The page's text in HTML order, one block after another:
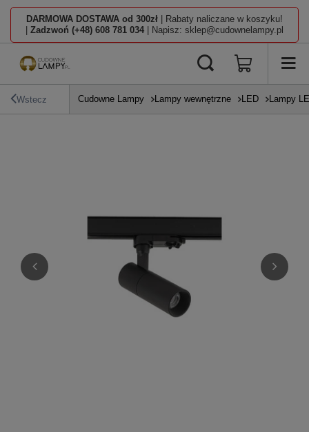
DARMOWA DOSTAWA od 300zł | Rabaty naliczane w koszyku!
Zadzwoń (+48) 608 781 034 | Napisz: sklep@cudownelampy.pl
Wstecz Cudowne Lampy Lampy wewnętrzne LED Lampy